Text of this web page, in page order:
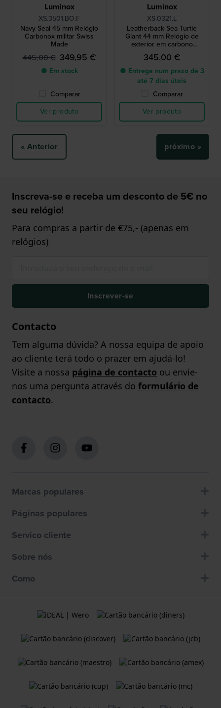
Luminox
XS.3501.BO.F
Navy Seal 45 mm Relógio
Carbonox militar Swiss
Made
445,00 € 349,95 €
● Em stock
Comparar
Ver produto
Luminox
XS.0321.L
Leatherback Sea Turtle
Giant 44 mm Relógio de
exterior em carbono
fabricado na Suíça
345,00 €
● Entrega num prazo de 3
até 7 dias úteis
Comparar
Ver produto
« Anterior próximo »
Inscreva-se e receba um desconto de 5€ no
seu relógio!
Para compras a partir de €75,- (apenas em
relógios)
Inscrever-se
Contacto
Tem alguma dúvida? A nossa equipa de apoio
ao cliente terá todo o prazer em ajudá-lo!
Visite a nossa página de contacto ou envie-
nos uma pergunta através do formulário de
contacto.
Marcas populares
Páginas populares
Servico cliente
Sobre nós
Como